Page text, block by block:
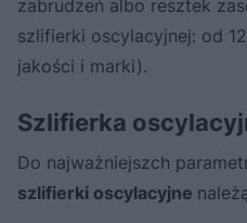
zabrudzeń albo resztek
szlifierki oscylacyjnej: od
jakości i marki).
Szlifierka
Do najważniejszch
szlifierki oscylacyjne